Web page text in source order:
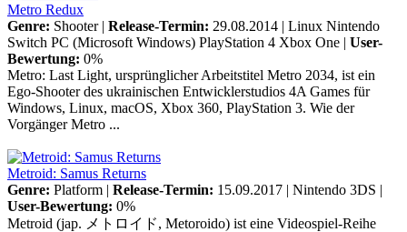
Metro Redux
Genre: Shooter | Release-Termin: 29.08.2014 | Linux Nintendo
Switch PC (Microsoft Windows) PlayStation 4 Xbox One | User-
Bewertung: 0%
Metro: Last Light, ursprünglicher Arbeitstitel Metro 2034, ist ein
Ego-Shooter des ukrainischen Entwicklerstudios 4A Games für
Windows, Linux, macOS, Xbox 360, PlayStation 3. Wie der
Vorgänger Metro ...
Metroid: Samus Returns
Genre: Platform | Release-Termin: 15.09.2017 | Nintendo 3DS |
User-Bewertung: 0%
Metroid (jap. メトロイド, Metoroido) ist eine Videospiel-Reihe